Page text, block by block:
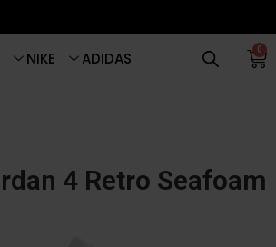
0
ADIDAS
NIKE